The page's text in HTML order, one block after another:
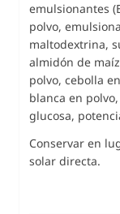
emulsionantes
polvo,
maltodextrina,
almidón de
polvo, cebolla
blanca en
glucosa,
Conservar en
solar directa.